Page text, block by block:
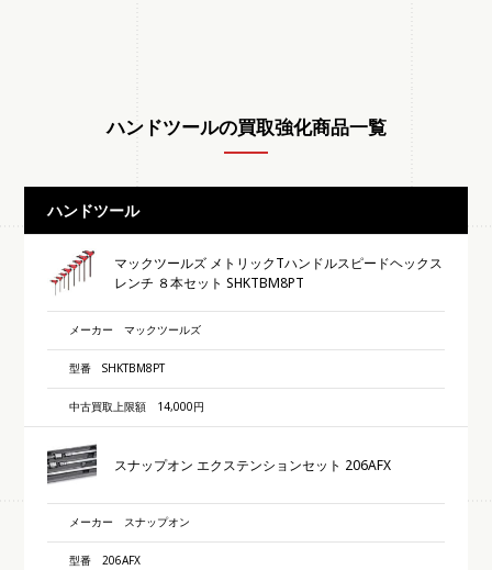
ハンドツールの買取強化商品一覧
ハンドツール
マックツールズ メトリックTハンドルスピードヘックス
レンチ ８本セット SHKTBM8PT
メーカー マックツールズ
型番 SHKTBM8PT
中古買取上限額 14,000円
スナップオン エクステンションセット 206AFX
メーカー スナップオン
型番 206AFX